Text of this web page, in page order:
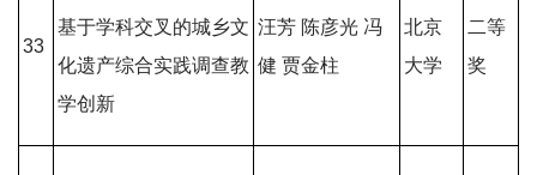
33
基于学科交叉的城乡文
化遗产综合实践调查教
学创新
汪芳 陈彦光 冯
健 贾金柱
北京
大学
二等
奖